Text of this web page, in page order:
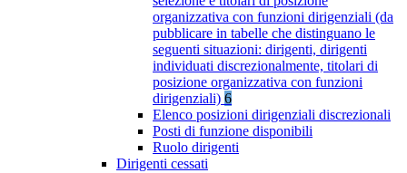
organizzativa con funzioni dirigenziali (da
pubblicare in tabelle che distinguano le
seguenti situazioni: dirigenti, dirigenti
individuati discrezionalmente, titolari di
posizione organizzativa con funzioni
dirigenziali) 6
Elenco posizioni dirigenziali discrezionali
Posti di funzione disponibili
Ruolo dirigenti
Dirigenti cessati